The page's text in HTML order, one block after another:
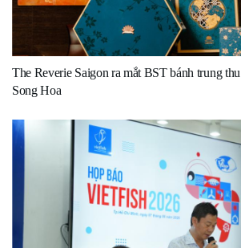
The Reverie Saigon ra mắt BST bánh trung
Song Hoa